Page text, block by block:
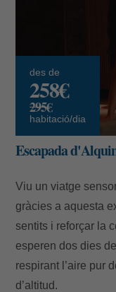
des de
258€
295€
habitació/dia
Escapada
Viu un viatge
gràcies a aquesta
sentits i reforçar la
esperen dos dies
respirant l’aire pur
d’altitud.